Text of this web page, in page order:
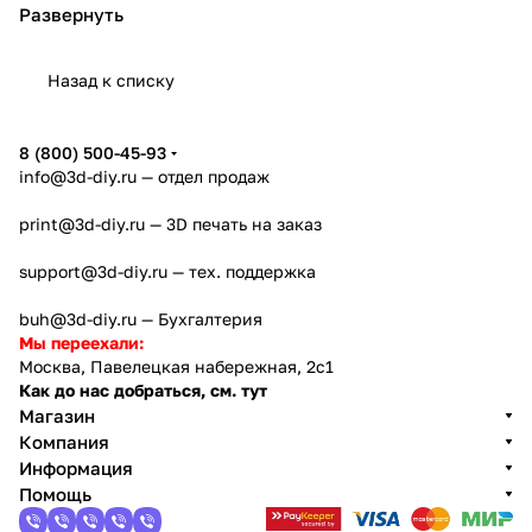
соединительные спиральные;
интернет-магазине. Наши консультанты помогут с
оборудования, на котором будет устанавливаться
муфта. Предлагаем низкие цены и доставку в
Назад к списку
8 (800) 500-45-93
info@3d-diy.ru — отдел продаж
print@3d-diy.ru — 3D печать на заказ
support@3d-diy.ru — тех. поддержка
buh@3d-diy.ru — Бухгалтерия
Мы переехали:
Москва, Павелецкая набережная, 2с1
Как до нас добраться, см. тут
Магазин
Компания
Информация
Помощь